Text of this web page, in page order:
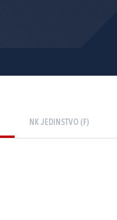
NK JEDINSTVO (F)